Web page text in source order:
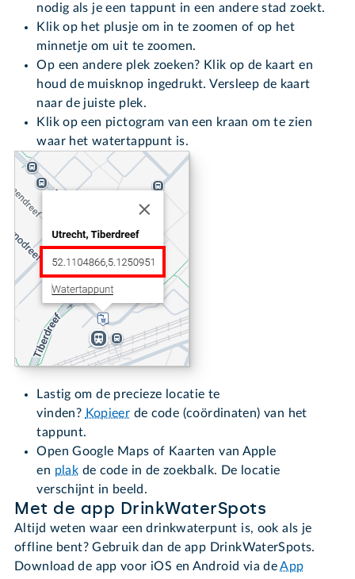
nodig als je een tappunt in een andere stad zoekt.
Klik op het plusje om in te zoomen of op het
minnetje om uit te zoomen.
Op een andere plek zoeken? Klik op de kaart en
houd de muisknop ingedrukt. Versleep de kaart
naar de juiste plek.
Klik op een pictogram van een kraan om te zien
waar het watertappunt is.
Lastig om de precieze locatie te
vinden? Kopieer de code (coördinaten) van het
tappunt.
Open Google Maps of Kaarten van Apple
en plak de code in de zoekbalk. De locatie
verschijnt in beeld.
Met de app DrinkWaterSpots
Altijd weten waar een drinkwaterpunt is, ook als je
offline bent? Gebruik dan de app DrinkWaterSpots.
Download de app voor iOS en Android via deApp